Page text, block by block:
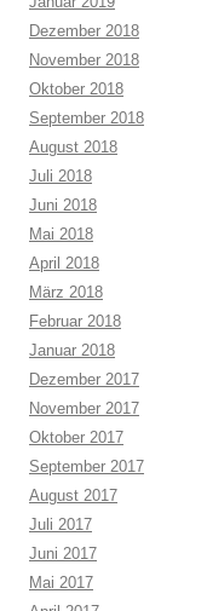
Dezember 2018
November 2018
Oktober 2018
September 2018
August 2018
Juli 2018
Juni 2018
Mai 2018
April 2018
März 2018
Februar 2018
Januar 2018
Dezember 2017
November 2017
Oktober 2017
September 2017
August 2017
Juli 2017
Juni 2017
Mai 2017